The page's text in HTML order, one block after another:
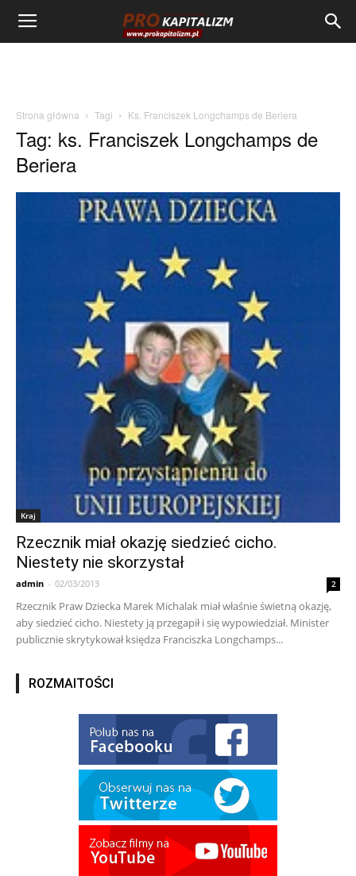
Strona główna Tagi Ks. Franciszek Longchamps de Beriera
Tag: ks. Franciszek Longchamps de
Beriera
Kraj
Rzecznik miał okazję siedzieć cicho.
Niestety nie skorzystał
admin - 02/03/2013 2
Rzecznik Praw Dziecka Marek Michalak miał właśnie świetną okazję,
aby siedzieć cicho. Niestety ją przegapił i się wypowiedział. Minister
publicznie skrytykował księdza Franciszka Longchamps...
ROZMAITOŚCI